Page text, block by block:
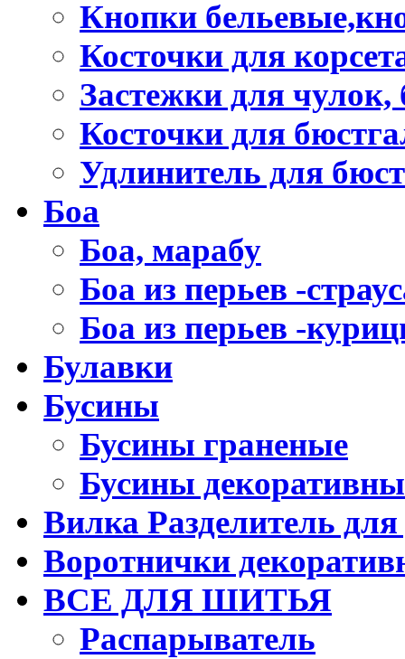
Кнопки
Косточки для
Застежки для чулок,
Косточки для
Удлинитель для
Боа
Боа, марабу
Боа из перьев -
Боа из перьев -
Булавки
Бусины
Бусины граненые
Бусины
Вилка Разделитель для
Воротнички
ВСЕ ДЛЯ ШИТЬЯ
Распарыватель